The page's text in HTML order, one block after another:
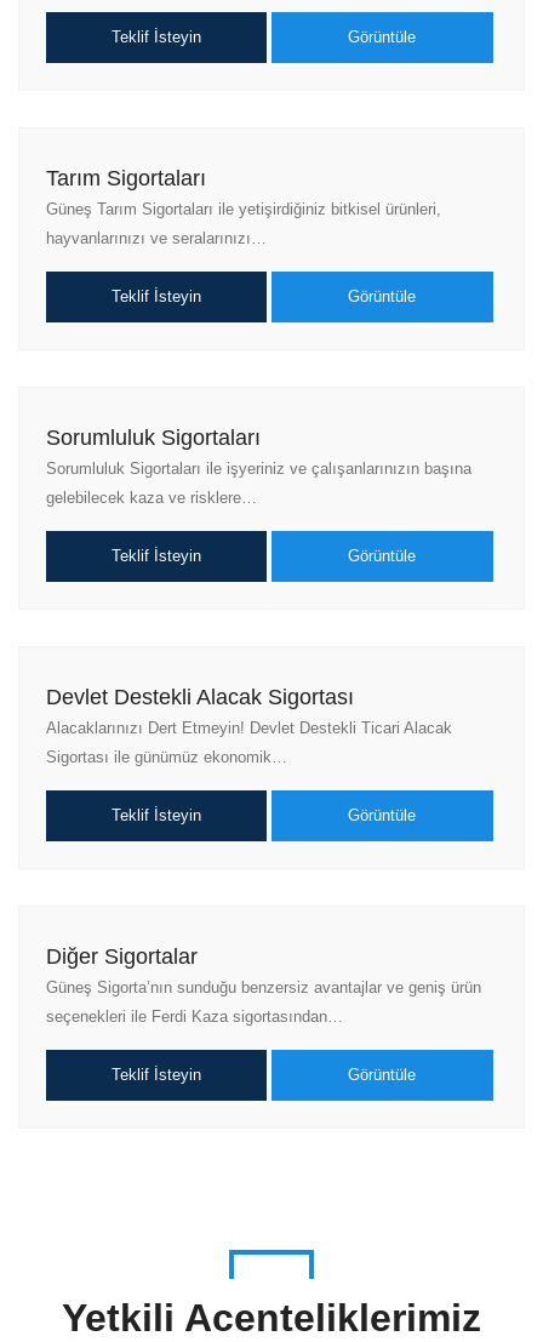
Teklif İsteyin Görüntüle
Tarım Sigortaları
Güneş Tarım Sigortaları ile yetişirdiğiniz bitkisel ürünleri,
hayvanlarınızı ve seralarınızı…
Teklif İsteyin Görüntüle
Sorumluluk Sigortaları
Sorumluluk Sigortaları ile işyeriniz ve çalışanlarınızın başına
gelebilecek kaza ve risklere…
Teklif İsteyin Görüntüle
Devlet Destekli Alacak Sigortası
Alacaklarınızı Dert Etmeyin! Devlet Destekli Ticari Alacak
Sigortası ile günümüz ekonomik…
Teklif İsteyin Görüntüle
Diğer Sigortalar
Güneş Sigorta’nın sunduğu benzersiz avantajlar ve geniş ürün
seçenekleri ile Ferdi Kaza sigortasından…
Teklif İsteyin Görüntüle
Yetkili Acenteliklerimiz